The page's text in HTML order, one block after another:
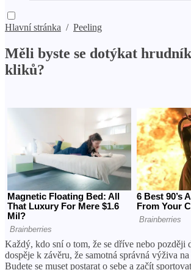
Hlavní stránka / Peeling
Měli byste se dotýkat
kliků?
Každý, kdo sní o tom, že se dříve nebo později
dospěje k závěru, že samotná správná výživa
Budete se muset postarat o sebe a začít